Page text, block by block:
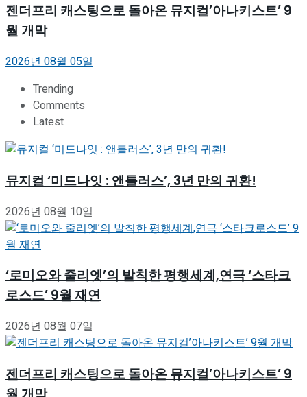
젠더프리 캐스팅으로 돌아온 뮤지컬’아나키스트’ 9
월 개막
2026년 08월 05일
Trending
Comments
Latest
뮤지컬 ‘미드나잇 : 앤틀러스’, 3년 만의 귀환!
2026년 08월 10일
‘로미오와 줄리엣’의 발칙한 평행세계,연극 ‘스타크
로스드’ 9월 재연
2026년 08월 07일
젠더프리 캐스팅으로 돌아온 뮤지컬’아나키스트’ 9